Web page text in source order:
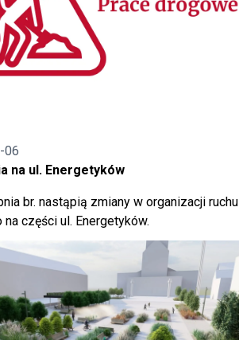
06
na ul. Energetyków
br. nastąpią zmiany w organizacji ruchu
części ul. Energetyków.